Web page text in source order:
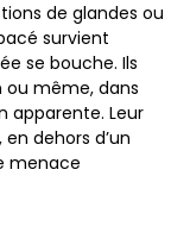
de glandes ou
survient
se bouche. Ils
ou même, dans
apparente. Leur
dehors d’un
menace